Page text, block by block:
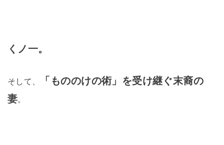
くノ一。
そして、
「もののけの術」を受け継ぐ末裔の
妻。